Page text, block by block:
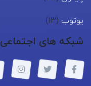
یوتوب (13)
شبکه های اجتماعی